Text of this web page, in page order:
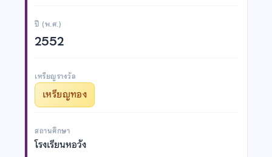
ปี (พ.ศ.)
2552
เหรียญรางวัล
เหรียญทอง
สถานศึกษา
โรงเรียนหอวัง